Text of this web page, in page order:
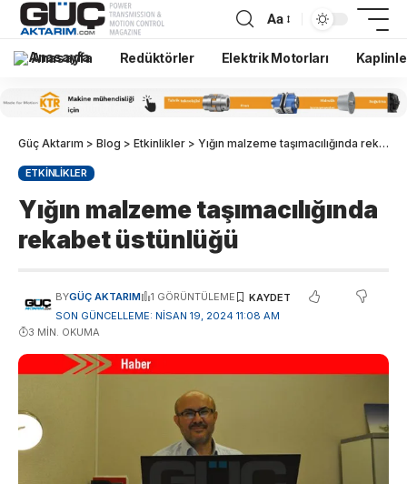
Aa
Anasayfa Redüktörler Elektrik Motorları
Güç Aktarım > Blog > Etkinlikler > Yığın malzeme taşımacılığında rekabet üstünlüğü
ETKINLIKLER
Yığın malzeme taşımacılığında
rekabet üstünlüğü
SON GÜNCELLEME: NISAN 19, 2024 11:08 AM
BYGÜÇ AKTARIM 1 GÖRÜNTÜLEME
3 MIN. OKUMA